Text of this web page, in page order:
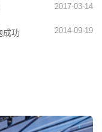
2017-03-14
成功
2014-09-19